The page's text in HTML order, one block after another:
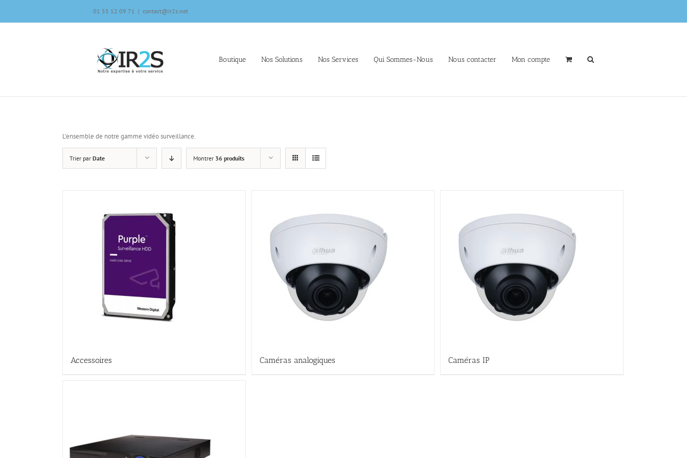
content
01 55 12 09 71 | contact@ir2s.net
Boutique Nos Solutions Nos Services Qui Sommes-Nous Nous contacter Mon compte
L’ensemble de notre gamme vidéo surveillance.
Trier par Date Montrer 36 produits
Accessoires Caméras analogiques Caméras IP